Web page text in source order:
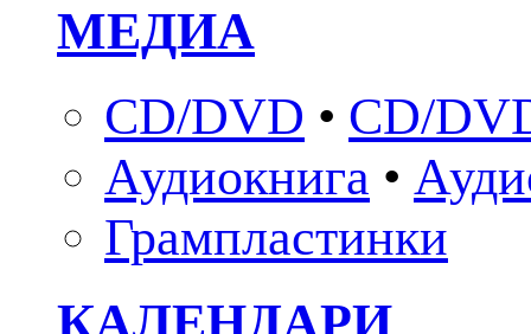
МЕДИА
CD/DVD • CD/
Аудиокнига •
Грампластинки